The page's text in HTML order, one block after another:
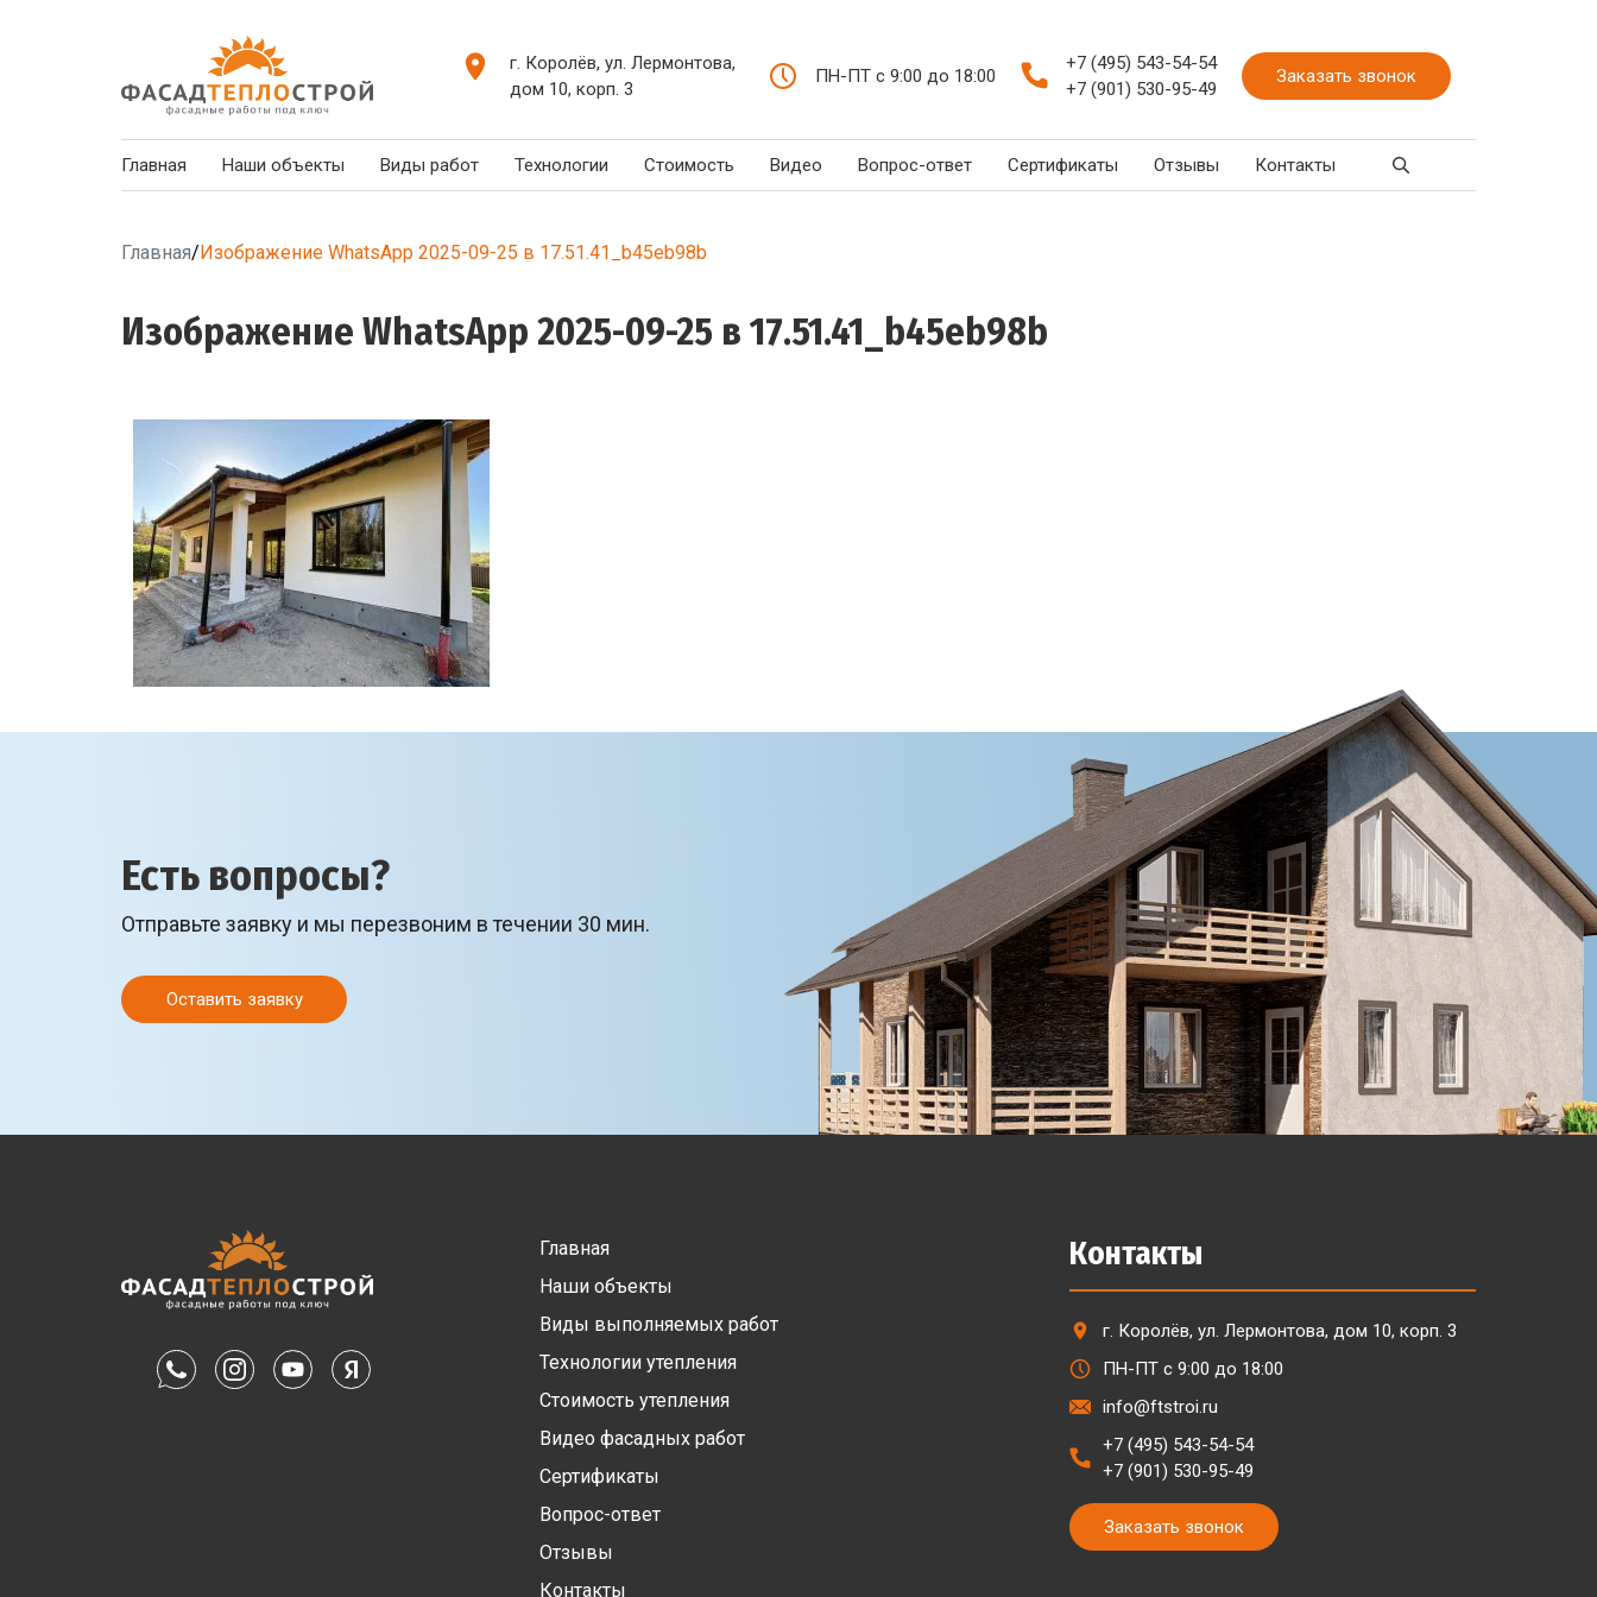
г. Королёв, ул. Лермонтова,
дом 10, корп. 3
ПН-ПТ с 9:00 до 18:00
+7 (495) 543-54-54
+7 (901) 530-95-49
Заказать звонок
Главная Наши объекты Виды работ Технологии Стоимость Видео Вопрос-ответ Сертификаты Отзывы Контакты
Главная/Изображение WhatsApp 2025-09-25 в 17.51.41_b45eb98b
Изображение WhatsApp 2025-09-25 в 17.51.41_b45eb98b
Есть вопросы?
Отправьте заявку и мы перезвоним в течении 30 мин.
Оставить заявку
Главная
Наши объекты
Виды выполняемых работ
Технологии утепления
Стоимость утепления
Видео фасадных работ
Сертификаты
Вопрос-ответ
Отзывы
Контакты
Контакты
г. Королёв, ул. Лермонтова, дом 10, корп. 3
ПН-ПТ с 9:00 до 18:00
info@ftstroi.ru
+7 (495) 543-54-54
+7 (901) 530-95-49
Заказать звонок